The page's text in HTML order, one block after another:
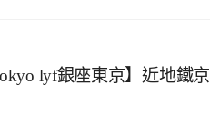
lyf銀座東京】近地鐵